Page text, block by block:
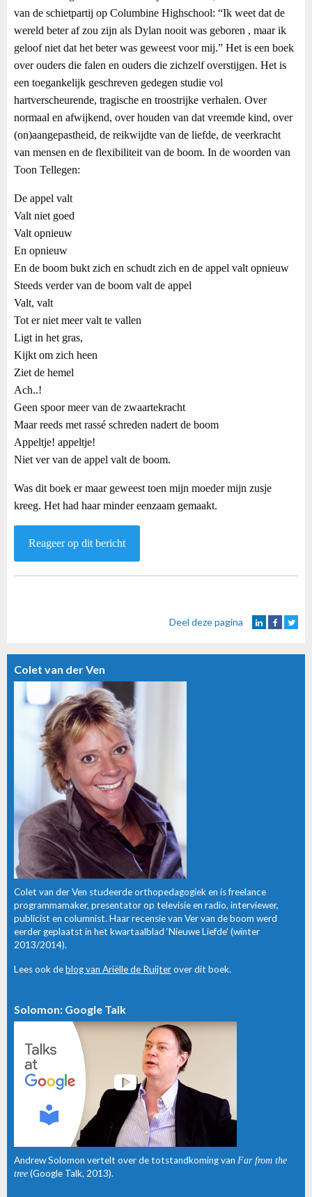
van de schietpartij op Columbine Highschool: “Ik weet dat de
wereld beter af zou zijn als Dylan nooit was geboren , maar ik
geloof niet dat het beter was geweest voor mij.” Het is een boek
over ouders die falen en ouders die zichzelf overstijgen. Het is
een toegankelijk geschreven gedegen studie vol
hartverscheurende, tragische en troostrijke verhalen. Over
normaal en afwijkend, over houden van dat vreemde kind, over
(on)aangepastheid, de reikwijdte van de liefde, de veerkracht
van mensen en de flexibiliteit van de boom. In de woorden van
Toon Tellegen:
De appel valt
Valt niet goed
Valt opnieuw
En opnieuw
En de boom bukt zich en schudt zich en de appel valt opnieuw
Steeds verder van de boom valt de appel
Valt, valt
Tot er niet meer valt te vallen
Ligt in het gras,
Kijkt om zich heen
Ziet de hemel
Ach..!
Geen spoor meer van de zwaartekracht
Maar reeds met rassé schreden nadert de boom
Appeltje! appeltje!
Niet ver van de appel valt de boom.
Was dit boek er maar geweest toen mijn moeder mijn zusje
kreeg. Het had haar minder eenzaam gemaakt.
Reageer op dit bericht
Deel deze pagina
Colet van der Ven
Colet van der Ven studeerde orthopedagogiek en is freelance
programmamaker, presentator op televisie en radio, interviewer,
publicist en columnist. Haar recensie van Ver van de boom werd
eerder geplaatst in het kwartaalblad ‘Nieuwe Liefde’ (winter
2013/2014).
Lees ook deblog van Ariëlle de Ruijterover dit boek.
Solomon: Google Talk
Andrew Solomon vertelt over de totstandkoming van Far from the
tree(Google Talk, 2013).